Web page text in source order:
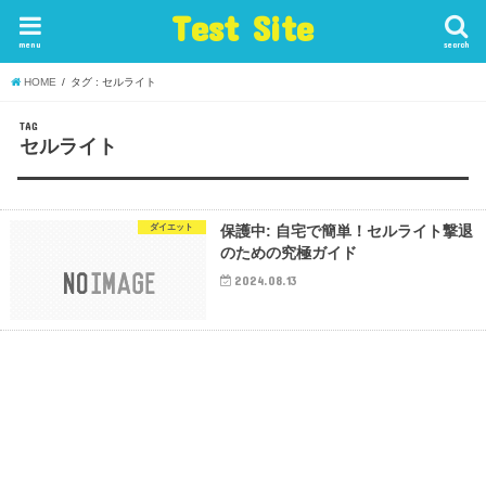
Test Site search
menu
HOME タグ : セルライト
TAG
セルライト
ダイエット
保護中: 自宅で簡単！セルライト撃退
のための究極ガイド
2024.08.13